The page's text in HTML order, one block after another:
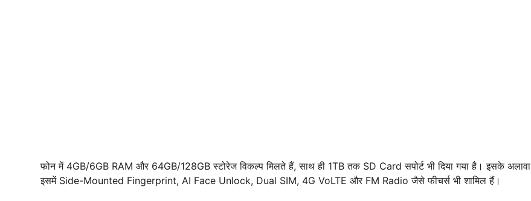
फोन में 4GB/6GB RAM और 64GB/128GB स्टोरेज विकल्प मिलते हैं, साथ ही 1TB तक SD Card सपोर्ट भी दिया गया है। इसके अलावा
इसमें Side-Mounted Fingerprint, AI Face Unlock, Dual SIM, 4G VoLTE और FM Radio जैसे फीचर्स भी शामिल हैं।